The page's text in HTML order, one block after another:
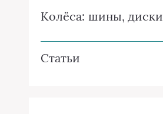
Колёса: шины, диски
Статьи